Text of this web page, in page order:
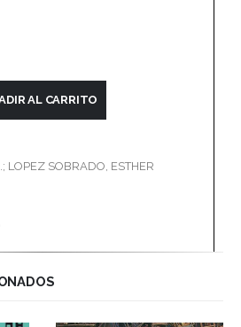
AL CARRITO
LOPEZ SOBRADO, ESTHER